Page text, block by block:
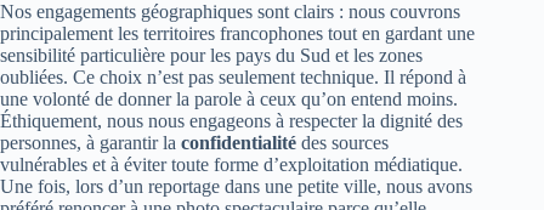
Nos engagements géographiques sont clairs : nous couvrons
principalement les territoires francophones tout en gardant une
sensibilité particulière pour les pays du Sud et les zones
oubliées. Ce choix n’est pas seulement technique. Il répond à
une volonté de donner la parole à ceux qu’on entend moins.
Éthiquement, nous nous engageons à respecter la dignité des
personnes, à garantir la confidentialité des sources
vulnérables et à éviter toute forme d’exploitation médiatique.
Une fois, lors d’un reportage dans une petite ville, nous avons